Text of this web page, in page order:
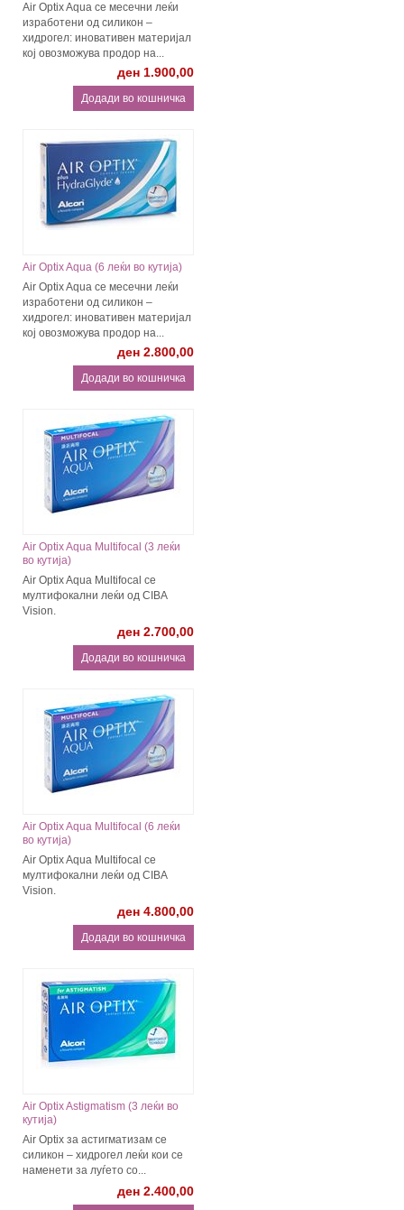
Air Optix Aqua се месечни леќи
изработени од силикон –
хидрогел: иновативен материјал
кој овозможува продор на...
ден 1.900,00
Air Optix Aqua (6 леќи во кутија)
Air Optix Aqua се месечни леќи
изработени од силикон –
хидрогел: иновативен материјал
кој овозможува продор на...
ден 2.800,00
Air Optix Aqua Multifocal (3 леќи
во кутија)
Air Optix Aqua Multifocal се
мултифокални леќи од CIBA
Vision.
ден 2.700,00
Air Optix Aqua Multifocal (6 леќи
во кутија)
Air Optix Aqua Multifocal се
мултифокални леќи од CIBA
Vision.
ден 4.800,00
Air Optix Astigmatism (3 леќи во
кутија)
Air Optix за астигматизaм се
силикон – хидрогел леќи кои се
наменети за луѓето со...
ден 2.400,00